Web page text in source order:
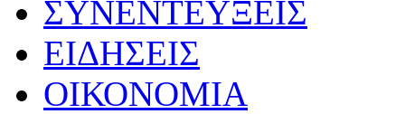
ΣΥΝΕΝΤΕΥΞΕΙΣ
ΕΙΔΗΣΕΙΣ
ΟΙΚΟΝΟΜΙΑ